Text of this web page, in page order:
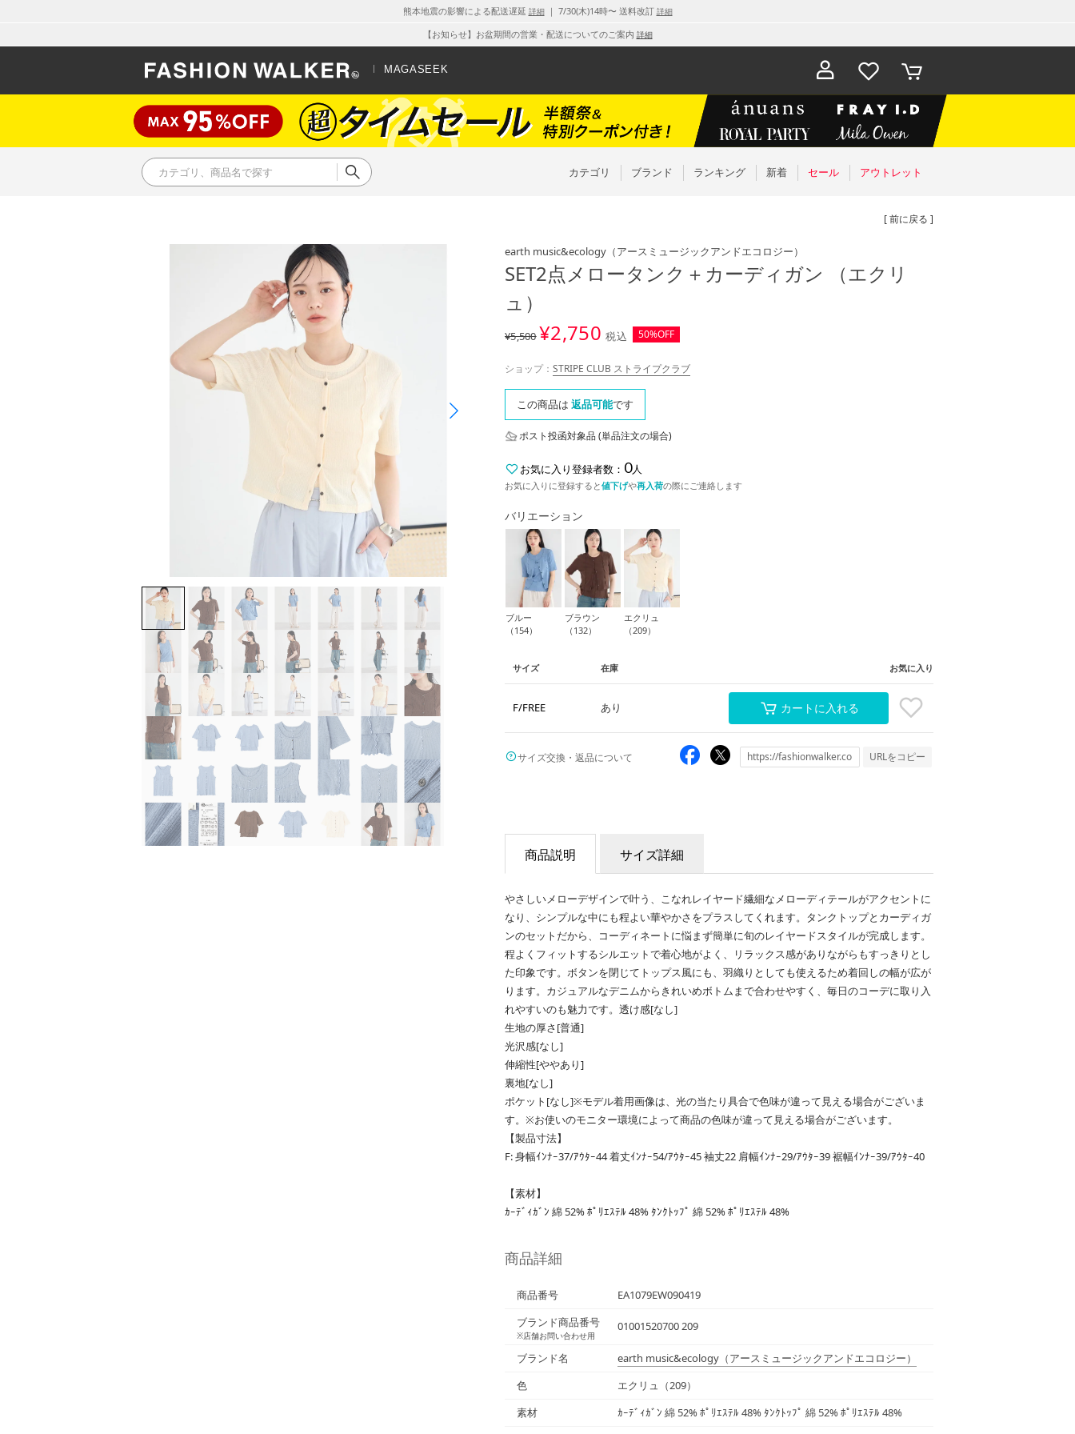
熊本地震の影響による配送遅延 詳細｜ 7/30(木)14時〜 送料改訂 詳細
【お知らせ】お盆期間の営業・配送についてのご案内 詳細
MAGASEEK
お気に入
り
カート
カテゴリ ブランド ランキング 新着 セール アウトレット
[ 前に戻る ]
earth music&ecology （アースミュージックアンドエコロジー）
SET2点メロータンク＋カーディガン （エクリ
ュ）
¥5,500¥2,750 税込 50%OFF
ショップ： STRIPE CLUB ストライプクラブ
この商品は 返品可能です
ポスト投函対象品 (単品注文の場合)
お気に入り登録者数： 0人
お気に入りに登録すると値下げや再入荷の際にご連絡します
バリエーション
ブルー
（154）
ブラウン
（132）
エクリュ
（209）
サイズ 在庫 お気に入り
F/FREE あり カートに入れる
サイズ交換・返品について URLをコピー
商品説明 サイズ詳細
やさしいメローデザインで叶う、こなれレイヤード繊細なメローディテールがアクセントに
なり、シンプルな中にも程よい華やかさをプラスしてくれます。タンクトップとカーディガ
ンのセットだから、コーディネートに悩まず簡単に旬のレイヤードスタイルが完成します。
程よくフィットするシルエットで着心地がよく、リラックス感がありながらもすっきりとし
た印象です。ボタンを閉じてトップス風にも、羽織りとしても使えるため着回しの幅が広が
ります。カジュアルなデニムからきれいめボトムまで合わせやすく、毎日のコーデに取り入
れやすいのも魅力です。透け感[なし]
生地の厚さ[普通]
光沢感[なし]
伸縮性[ややあり]
裏地[なし]
ポケット[なし]※モデル着用画像は、光の当たり具合で色味が違って見える場合がございま
す。※お使いのモニター環境によって商品の色味が違って見える場合がございます。
【製品寸法】
F: 身幅ｲﾝﾅｰ37/ｱｳﾀｰ44 着丈ｲﾝﾅｰ54/ｱｳﾀｰ45 袖丈22 肩幅ｲﾝﾅｰ29/ｱｳﾀｰ39 裾幅ｲﾝﾅｰ39/ｱｳﾀｰ40
【素材】
ｶｰﾃﾞｨｶﾞﾝ 綿 52% ﾎﾟﾘｴｽﾃﾙ 48% ﾀﾝｸﾄｯﾌﾟ 綿 52% ﾎﾟﾘｴｽﾃﾙ 48%
商品詳細
商品番号
EA1079EW090419
ブランド商品番号
※店舗お問い合わせ用
01001520700 209
ブランド名 earth music&ecology （アースミュージックアンドエコロジー）
色
エクリュ（209）
素材
ｶｰﾃﾞｨｶﾞﾝ 綿 52% ﾎﾟﾘｴｽﾃﾙ 48% ﾀﾝｸﾄｯﾌﾟ 綿 52% ﾎﾟﾘｴｽﾃﾙ 48%